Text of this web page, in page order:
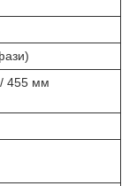
455 мм